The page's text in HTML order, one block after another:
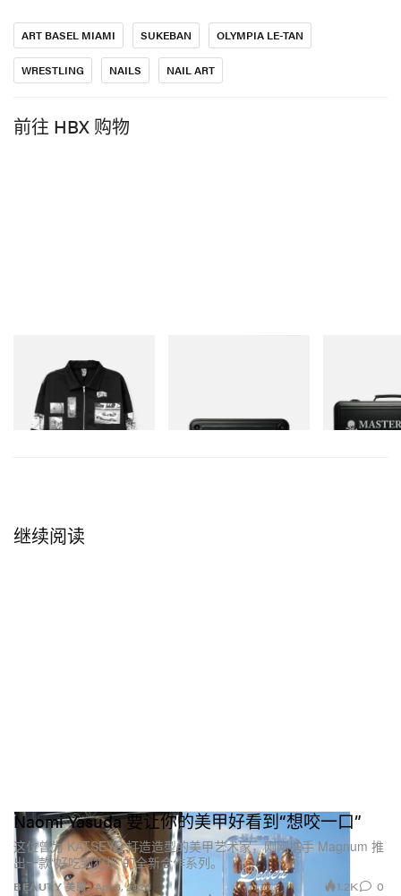
关于与 Olympia Le-Tan 的合作
Olympia Le-Tan 告诉我，她正在和 Sukeban 推进一个新
项目，我当然立刻就想加入。她把各路艺术家串联成一
创作的差别
每个人都极其独特，而指甲同样能把故事讲得很完整。
ART BASEL MIAMI SUKEBAN OLYMPIA LE-TAN
WRESTLING NAILS NAIL ART
前往 HBX 购物
Billionaire Boys Club X
Initial D Cotton Jacket
立刻购入
立刻购入
继续阅读
BEAUTY 美丽
Naomi Yasuda 要让你的美甲好看到“想咬一口”
这位曾为 KATSEYE 打造造型的美甲艺术家，刚刚携手 Magnum 推
出一款“好吃到犯规”的全新合作系列。
Apr 3, 2026 1.2K 0